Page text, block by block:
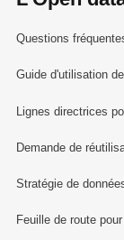
Questions
Guide d'utilisation
Lignes directrices
Demande de
Stratégie de
Feuille de route